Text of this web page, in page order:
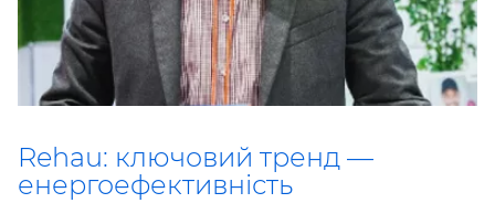
Rehau: ключовий тренд —
енергоефективність